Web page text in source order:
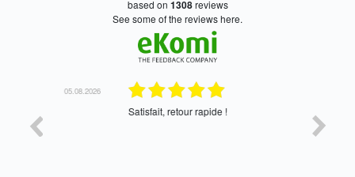
based on 1308reviews
see some of the reviews here.
Satisfait, retour rapide !